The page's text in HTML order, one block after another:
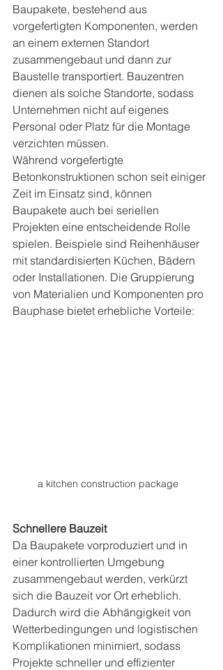
Baupakete, bestehend aus
vorgefertigten Komponenten, werden
an einem externen Standort
zusammengebaut und dann zur
Baustelle transportiert. Bauzentren
dienen als solche Standorte, sodass
Unternehmen nicht auf eigenes
Personal oder Platz für die Montage
verzichten müssen.
Während vorgefertigte
Betonkonstruktionen schon seit einiger
Zeit im Einsatz sind, können
Baupakete auch bei seriellen
Projekten eine entscheidende Rolle
spielen. Beispiele sind Reihenhäuser
mit standardisierten Küchen, Bädern
oder Installationen. Die Gruppierung
von Materialien und Komponenten pro
Bauphase bietet erhebliche Vorteile:
a kitchen construction package
Schnellere Bauzeit
Da Baupakete vorproduziert und in
einer kontrollierten Umgebung
zusammengebaut werden, verkürzt
sich die Bauzeit vor Ort erheblich.
Dadurch wird die Abhängigkeit von
Wetterbedingungen und logistischen
Komplikationen minimiert, sodass
Projekte schneller und effizienter